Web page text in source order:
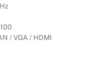
/ VGA / HDMI